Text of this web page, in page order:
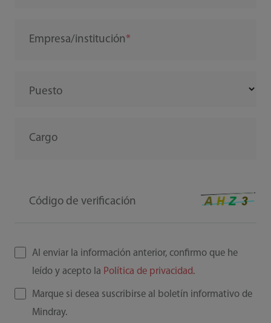
Empresa/institución
Puesto
Cargo
Código de verificación
Al enviar la información anterior, confirmo que he
leído y acepto la Política de privacidad.
Marque si desea suscribirse al boletín informativo de
Mindray.